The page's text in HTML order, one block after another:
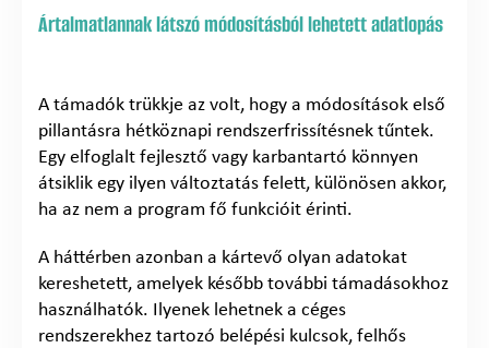
Ártalmatlannak látszó módosításból lehetett adatlopás
A támadók trükkje az volt, hogy a módosítások első
pillantásra hétköznapi rendszerfrissítésnek tűntek.
Egy elfoglalt fejlesztő vagy karbantartó könnyen
átsiklik egy ilyen változtatás felett, különösen akkor,
ha az nem a program fő funkcióit érinti.
A háttérben azonban a kártevő olyan adatokat
kereshetett, amelyek később további támadásokhoz
használhatók. Ilyenek lehetnek a céges
rendszerekhez tartozó belépési kulcsok, felhős